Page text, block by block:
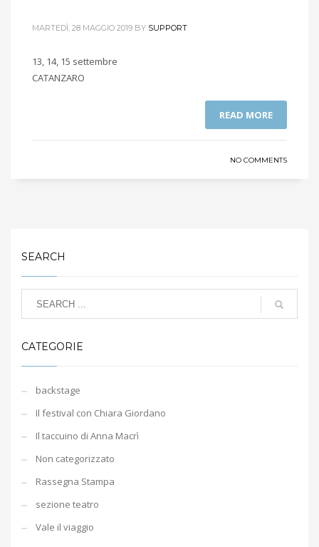
MARTEDÌ, 28 MAGGIO 2019 BY SUPPORT
13, 14, 15 settembre
CATANZARO
READ MORE
NO COMMENTS
SEARCH
CATEGORIE
backstage
Il festival con Chiara Giordano
Il taccuino di Anna Macrì
Non categorizzato
Rassegna Stampa
sezione teatro
Vale il viaggio